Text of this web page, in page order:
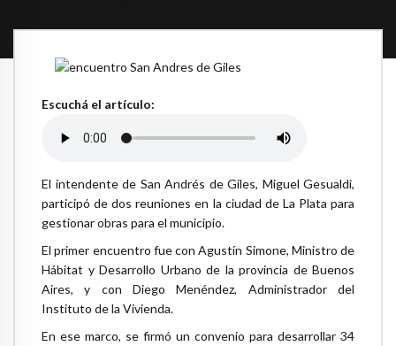
Escuchá el artículo:
El intendente de San Andrés de Giles, Miguel Gesualdi,
participó de dos reuniones en la ciudad de La Plata para
gestionar obras para el municipio.
El primer encuentro fue con Agustín Simone, Ministro de
Hábitat y Desarrollo Urbano de la provincia de Buenos
Aires, y con Diego Menéndez, Administrador del
Instituto de la Vivienda.
En ese marco, se firmó un convenio para desarrollar 34